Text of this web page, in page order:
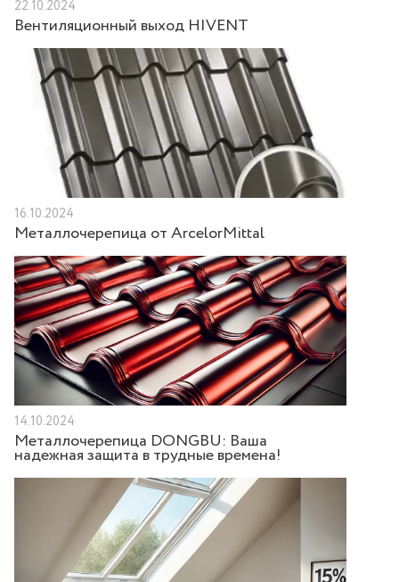
22.10.2024
Вентиляционный выход HIVENT
16.10.2024
Металлочерепица от ArcelorMittal
14.10.2024
Металлочерепица DONGBU: Ваша
надежная защита в трудные времена!